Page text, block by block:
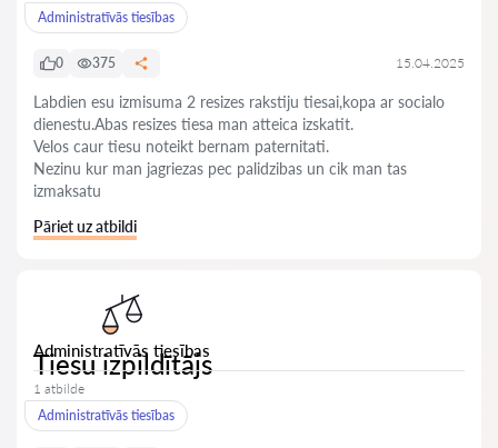
Administratīvās tiesības
0 375 15.04.2025
Labdien esu izmisuma 2 resizes rakstiju tiesai,kopa ar socialo
dienestu.Abas resizes tiesa man atteica izskatit.
Velos caur tiesu noteikt bernam paternitati.
Nezinu kur man jagriezas pec palidzibas un cik man tas
izmaksatu
Pāriet uz atbildi
Administratīvās tiesības
Tiesu izpildītājs
1 atbilde
Administratīvās tiesības